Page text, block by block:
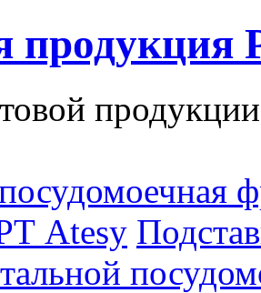
продукция
Atesy